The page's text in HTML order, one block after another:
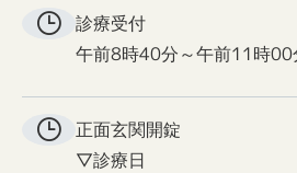
診療受付
午前8時40分～午前11時00
正面玄関開錠
▽診療日